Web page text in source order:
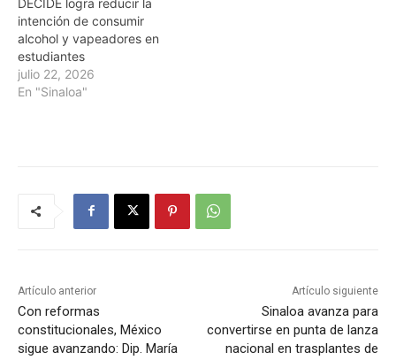
DECIDE logra reducir la
intención de consumir
alcohol y vapeadores en
estudiantes
julio 22, 2026
En "Sinaloa"
Artículo anterior
Con reformas
constitucionales, México
sigue avanzando: Dip. María
Artículo siguiente
Sinaloa avanza para
convertirse en punta de lanza
nacional en trasplantes de